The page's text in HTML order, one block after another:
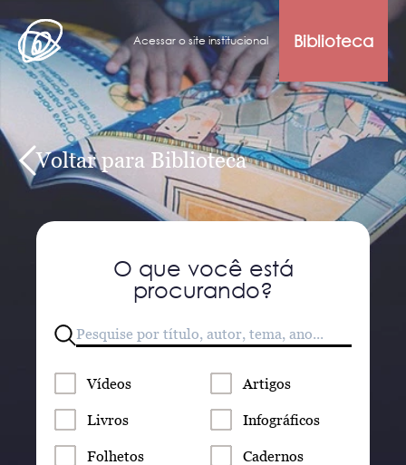
Acessar o site institucional Biblioteca
Voltar para Biblioteca
O que você está
procurando?
Vídeos Artigos
Livros Infográficos
Folhetos Cadernos